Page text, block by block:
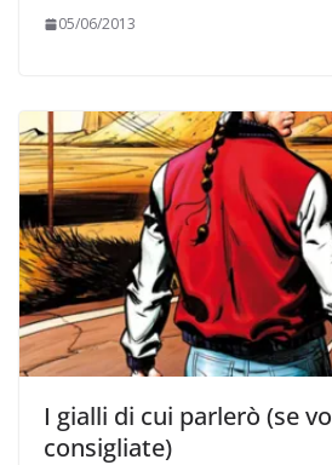
05/06/2013
I gialli di cui parlerò (se
consigliate)